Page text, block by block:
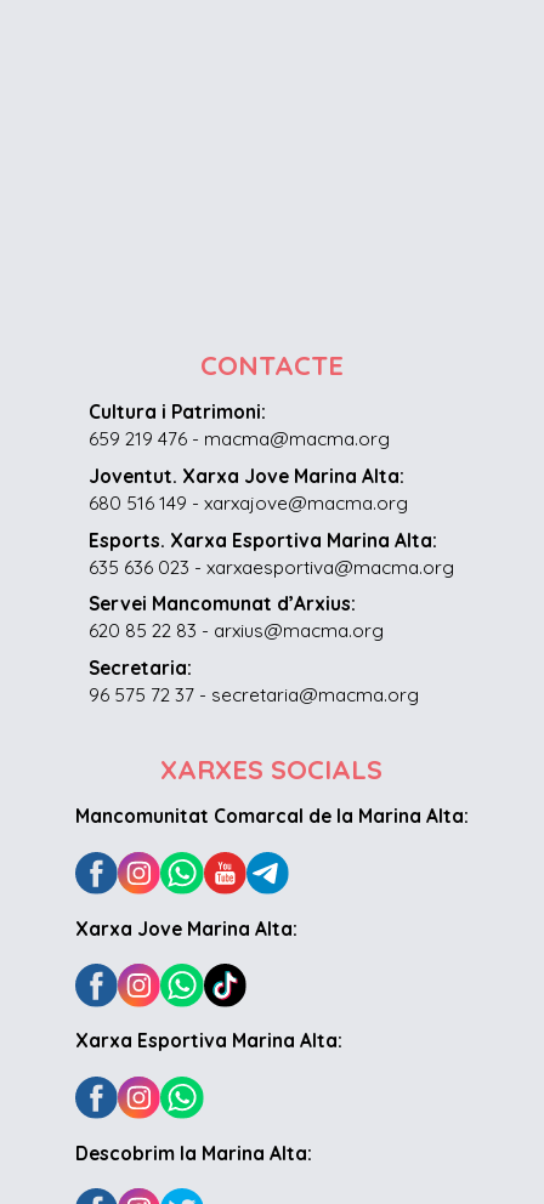
CONTACTE
Cultura i Patrimoni:
659 219 476 - macma@macma.org
Joventut. Xarxa Jove Marina Alta:
680 516 149 - xarxajove@macma.org
Esports. Xarxa Esportiva Marina Alta:
635 636 023 - xarxaesportiva@macma.org
Servei Mancomunat d’Arxius:
620 85 22 83 - arxius@macma.org
Secretaria:
96 575 72 37 - secretaria@macma.org
XARXES SOCIALS
Mancomunitat Comarcal de la Marina Alta:
Xarxa Jove Marina Alta:
Xarxa Esportiva Marina Alta:
Descobrim la Marina Alta: